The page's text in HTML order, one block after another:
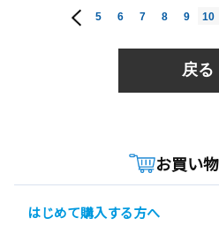
5 6 7 8 9 10
戻る
お買い
はじめて購入する方へ